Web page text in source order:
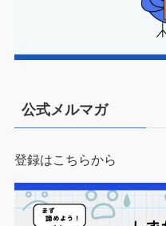
公式メルマガ
登録はこちらから